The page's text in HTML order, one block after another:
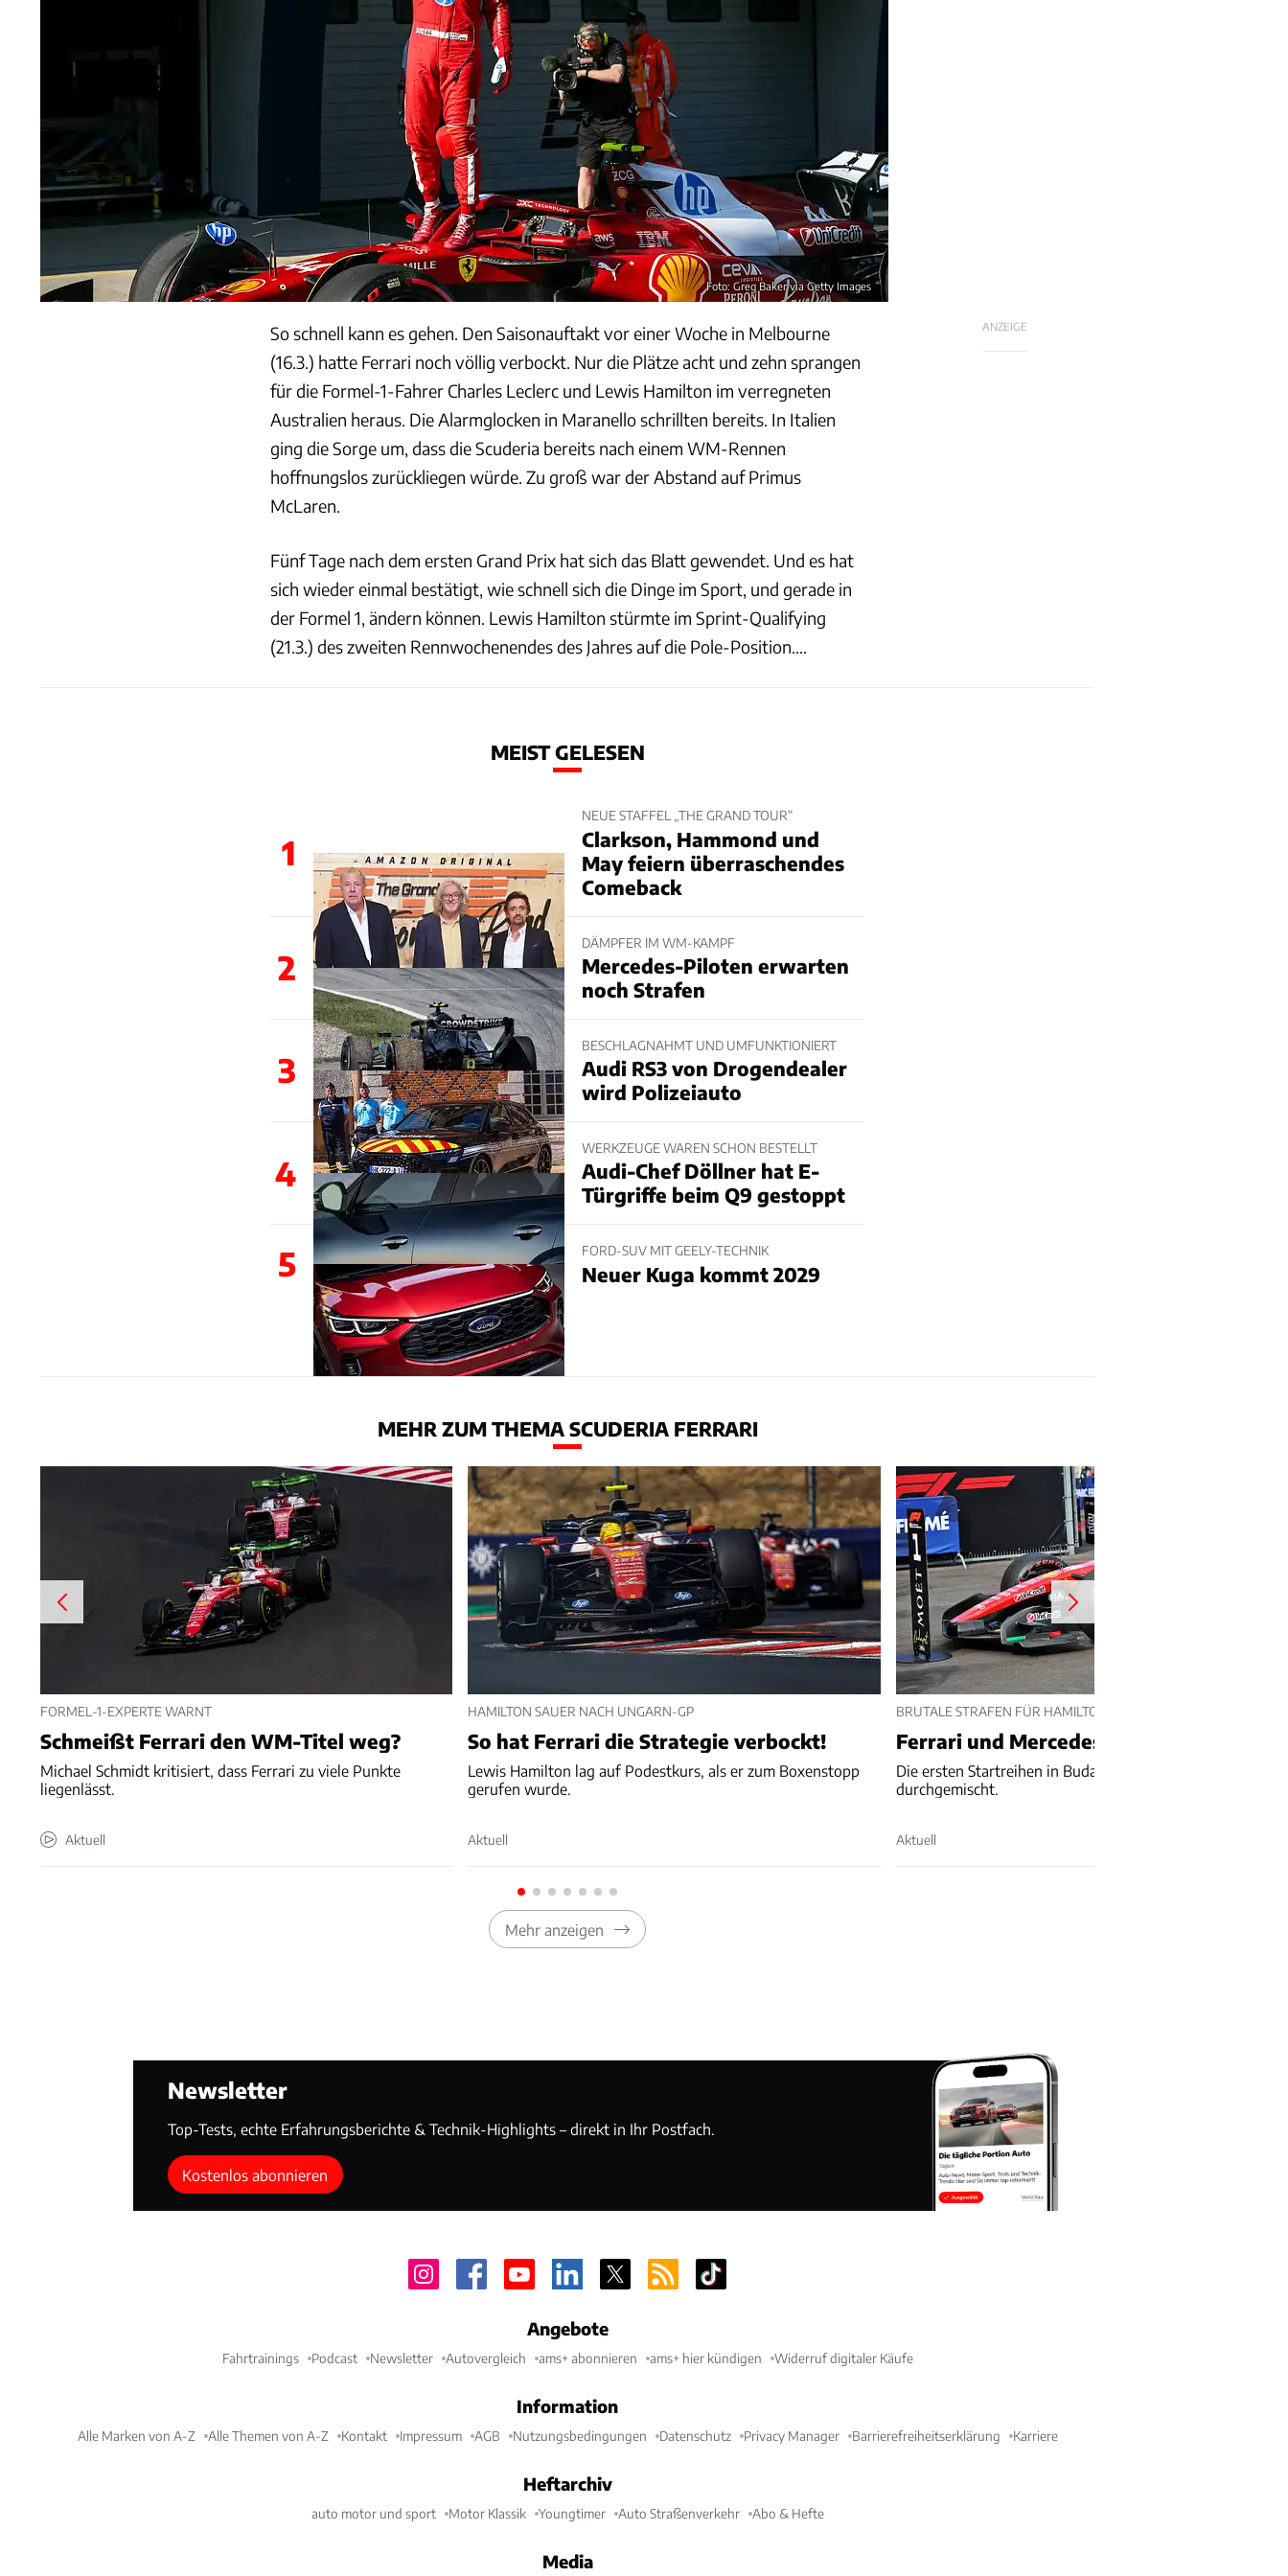
Foto: Greg Baker via Getty Images
ANZEIGE
So schnell kann es gehen. Den Saisonauftakt vor einer Woche in Melbourne
(16.3.) hatte Ferrari noch völlig verbockt. Nur die Plätze acht und zehn sprangen
für die Formel-1-Fahrer Charles Leclerc und Lewis Hamilton im verregneten
Australien heraus. Die Alarmglocken in Maranello schrillten bereits. In Italien
ging die Sorge um, dass die Scuderia bereits nach einem WM-Rennen
hoffnungslos zurückliegen würde. Zu groß war der Abstand auf Primus
McLaren.
Fünf Tage nach dem ersten Grand Prix hat sich das Blatt gewendet. Und es hat
sich wieder einmal bestätigt, wie schnell sich die Dinge im Sport, und gerade in
der Formel 1, ändern können. Lewis Hamilton stürmte im Sprint-Qualifying
(21.3.) des zweiten Rennwochenendes des Jahres auf die Pole-Position....
MEIST GELESEN
1
NEUE STAFFEL „THE GRAND TOUR“
Clarkson, Hammond und
May feiern überraschendes
Comeback
2
DÄMPFER IM WM-KAMPF
Mercedes-Piloten erwarten
noch Strafen
3
BESCHLAGNAHMT UND UMFUNKTIONIERT
Audi RS3 von Drogendealer
wird Polizeiauto
4
WERKZEUGE WAREN SCHON BESTELLT
Audi-Chef Döllner hat E-
Türgriffe beim Q9 gestoppt
5 FORD-SUV MIT GEELY-TECHNIK
Neuer Kuga kommt 2029
MEHR ZUM THEMA SCUDERIA FERRARI
FORMEL-1-EXPERTE WARNT
Schmeißt Ferrari den WM-Titel weg?
Michael Schmidt kritisiert, dass Ferrari zu viele Punkte
liegenlässt.
Aktuell
HAMILTON SAUER NACH UNGARN-GP
So hat Ferrari die Strategie verbockt!
Lewis Hamilton lag auf Podestkurs, als er zum Boxenstopp
gerufen wurde.
Aktuell
BRUTALE STRAFEN FÜR HAMILTON UND ANTONELLI
Ferrari und Mercedes verlieren
Die ersten Startreihen in Budapest werden noch einmal
durchgemischt.
Aktuell
Mehr anzeigen
Newsletter
Top-Tests, echte Erfahrungsberichte & Technik-Highlights – direkt in Ihr Postfach.
Kostenlos abonnieren
Angebote
Fahrtrainings Podcast Newsletter Autovergleich ams+ abonnieren ams+ hier kündigen Widerruf digitaler Käufe
Information
Alle Marken von A-Z Alle Themen von A-Z Kontakt Impressum AGB Nutzungsbedingungen Datenschutz Privacy Manager Barrierefreiheitserklärung Karriere
Heftarchiv
auto motor und sport Motor Klassik Youngtimer Auto Straßenverkehr Abo & Hefte
Media